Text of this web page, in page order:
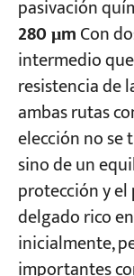
pasivación
280 μmCon
intermedio
resistencia de
ambas rutas
elección no se
sino de un
protección y
delgado rico
inicialmente,